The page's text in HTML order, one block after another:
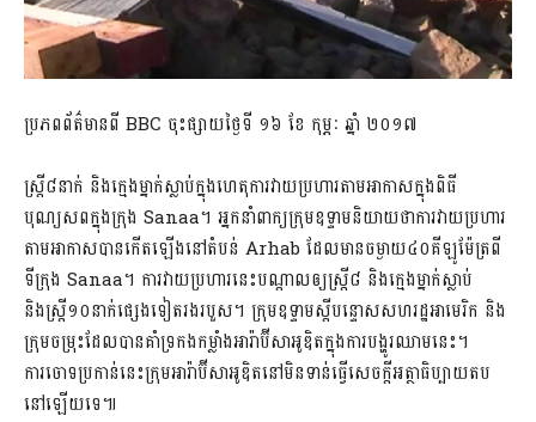
ប្រភពព័ត៌មានពី BBC ចុះផ្សាយថ្ងៃទី ១៦ ខែ កុម្ភៈ ឆ្នាំ ២០១៧
ស្រ្តី៨នាក់ និងក្មេងម្នាក់ស្លាប់ក្នុងហេតុការវាយប្រហារតាមអាកាសក្នុងពិធី
បុណ្យសពក្នុងក្រុង Sanaa។ អ្នកនាំពាក្យក្រុមឧទ្ទាមនិយាយថាការវាយប្រហារ
តាមអាកាសបានកើតឡើងនៅតំបន់ Arhab ដែលមានចម្ងាយ៤០គីឡូម៉ែត្រពី
ទីក្រុង Sanaa។ ការវាយប្រហារនេះបណ្តាលឲ្យស្រ្តី៨ និងក្មេងម្នាក់ស្លាប់
និងស្រ្តី១០នាក់ផ្សេងទៀតរងរបួស។ ក្រុមឧទ្ទាមស្តីបន្ទោសសហរដ្ឋអាមេរិក និង
ក្រុមចម្រុះដែលបានគាំទ្រកងកម្លាំងអារ៉ាប៊ីសាអូឌិតក្នុងការបង្ហូរឈាមនេះ។
ការចោទប្រកាន់នេះក្រុមអារ៉ាប៊ីសាអូឌិតនៅមិនទាន់ធ្វើសេចក្តីអត្ថាធិប្បាយតប
នៅឡើយទេ៕